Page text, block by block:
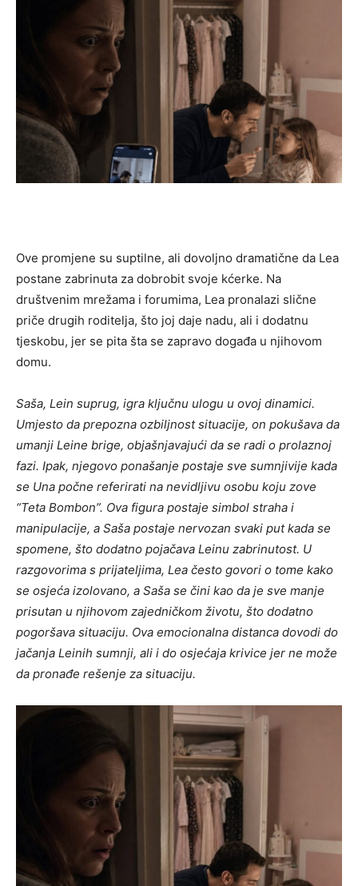
Ove promjene su suptilne, ali dovoljno dramatične da Lea
postane zabrinuta za dobrobit svoje kćerke. Na
društvenim mrežama i forumima, Lea pronalazi slične
priče drugih roditelja, što joj daje nadu, ali i dodatnu
tjeskobu, jer se pita šta se zapravo događa u njihovom
domu.
Saša, Lein suprug, igra ključnu ulogu u ovoj dinamici.
Umjesto da prepozna ozbiljnost situacije, on pokušava da
umanji Leine brige, objašnjavajući da se radi o prolaznoj
fazi. Ipak, njegovo ponašanje postaje sve sumnjivije kada
se Una počne referirati na nevidljivu osobu koju zove
“Teta Bombon”. Ova figura postaje simbol straha i
manipulacije, a Saša postaje nervozan svaki put kada se
spomene, što dodatno pojačava Leinu zabrinutost. U
razgovorima s prijateljima, Lea često govori o tome kako
se osjeća izolovano, a Saša se čini kao da je sve manje
prisutan u njihovom zajedničkom životu, što dodatno
pogoršava situaciju. Ova emocionalna distanca dovodi do
jačanja Leinih sumnji, ali i do osjećaja krivice jer ne može
da pronađe rešenje za situaciju.